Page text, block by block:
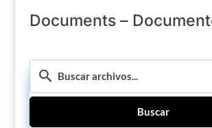
Documents –
Buscar